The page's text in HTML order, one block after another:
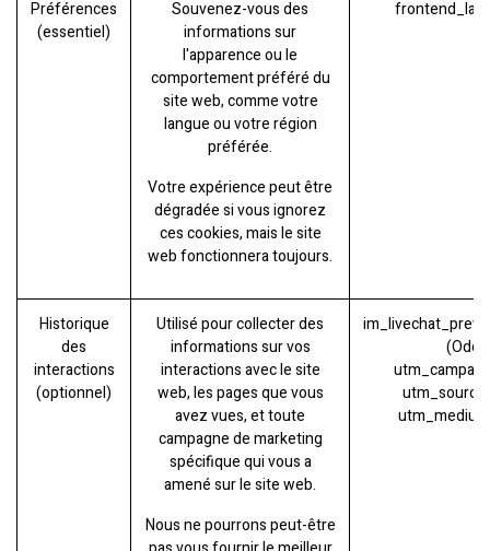
Préférences
(essentiel)
Souvenez-vous des
informations sur
l'apparence ou le
comportement préféré du
site web, comme votre
langue ou votre région
préférée.
Votre expérience peut être
dégradée si vous ignorez
ces cookies, mais le site
web fonctionnera toujours.
Historique
des
interactions
(optionnel)
Utilisé pour collecter des
informations sur vos
interactions avec le site
web, les pages que vous
avez vues, et toute
campagne de marketing
spécifique qui vous a
amené sur le site web.
Nous ne pourrons peut-être
utm_source